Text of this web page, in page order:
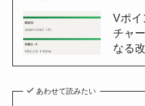
Vポイ
チャ
なる
あわせて読みたい